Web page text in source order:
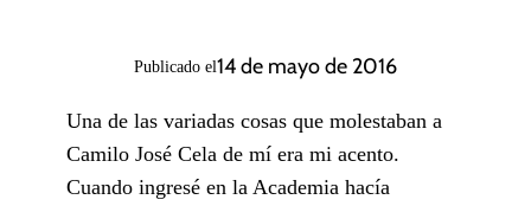
Publicado el14 de mayo de 2016
Una de las variadas cosas que molestaban a
Camilo José Cela de mí era mi acento.
Cuando ingresé en la Academia hacía